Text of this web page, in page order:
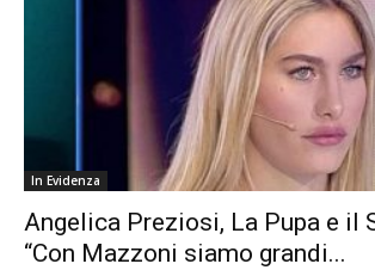
In Evidenza
Angelica Preziosi, La Pupa e il
“Con Mazzoni siamo grandi...